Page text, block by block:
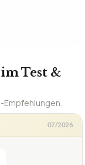
Test &
07/2026